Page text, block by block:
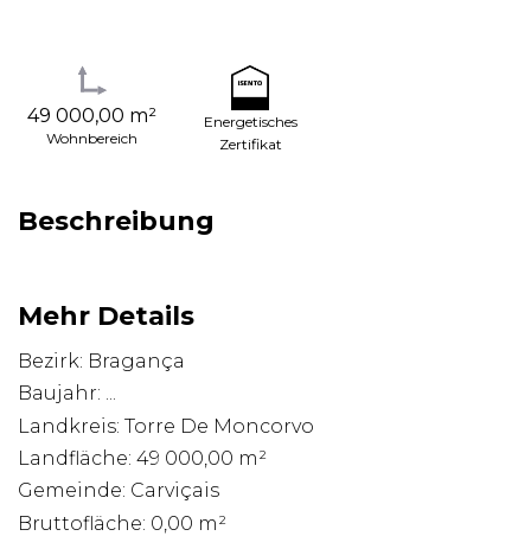
49 000,00 m²
Wohnbereich
Energetisches
Zertifikat
Beschreibung
Mehr Details
Bezirk: Bragança
Baujahr: ...
Landkreis: Torre De Moncorvo
Landfläche: 49 000,00 m²
Gemeinde: Carviçais
Bruttofläche: 0,00 m²